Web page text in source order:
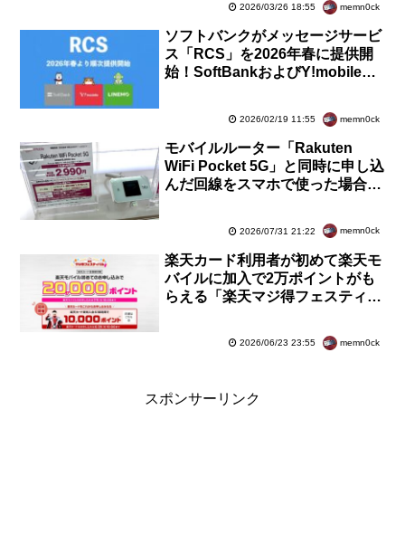
2026/03/26 18:55 memn0ck
ソフトバンクがメッセージサービ
ス「RCS」を2026年春に提供開
始！SoftBankおよびY!mobile、
2026/02/19 11:55 memn0ck
モバイルルーター「Rakuten
WiFi Pocket 5G」と同時に申し込
んだ回線をスマホで使った場合に
2026/07/31 21:22 memn0ck
楽天カード利用者が初めて楽天モ
バイルに加入で2万ポイントがも
らえる「楽天マジ得フェスティバ
2026/06/23 23:55 memn0ck
スポンサーリンク